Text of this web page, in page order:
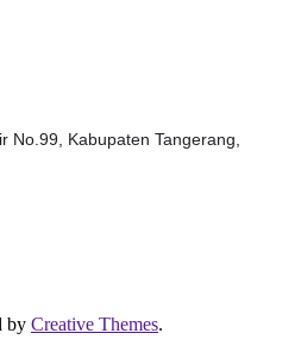
No.99, Kabupaten Tangerang,
by Creative Themes.